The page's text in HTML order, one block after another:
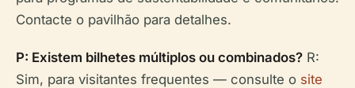
Contacte o pavilhão para detalhes.
P: Existem bilhetes múltiplos ou combinados? R:
Sim, para visitantes frequentes — consulte o site